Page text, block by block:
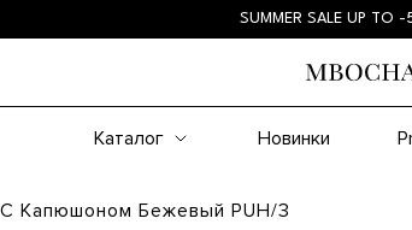
SUMMER SALE UP TO -50%
Каталог Новинки
Капюшоном Бежевый PUH/3